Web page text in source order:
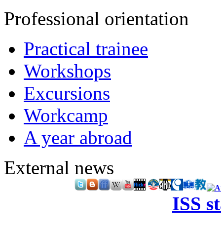
Professional orientation
Practical trainee
Workshops
Excursions
Workcamp
A year abroad
External news
ISS